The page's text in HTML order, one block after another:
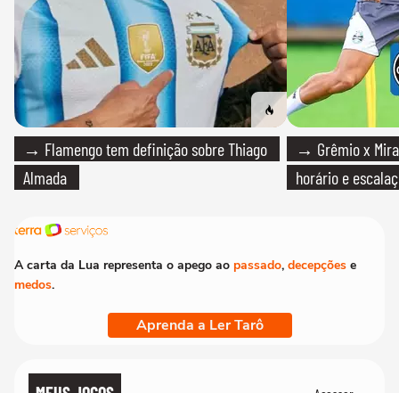
→ Flamengo tem definição sobre Thiago
Almada
→ Grêmio x
horário e
A carta da Lua representa o apego ao passado, decepções e
medos.
Aprenda a Ler Tarô